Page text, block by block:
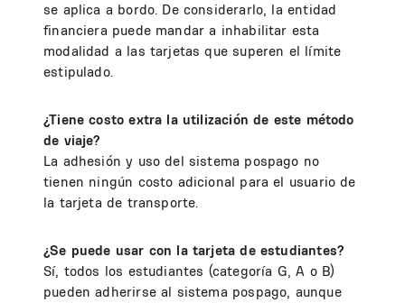
se aplica a bordo. De considerarlo, la entidad
financiera puede mandar a inhabilitar esta
modalidad a las tarjetas que superen el límite
estipulado.
¿Tiene costo extra la utilización de este método
de viaje?
La adhesión y uso del sistema pospago no
tienen ningún costo adicional para el usuario de
la tarjeta de transporte.
¿Se puede usar con la tarjeta de estudiantes?
Sí, todos los estudiantes (categoría G, A o B)
pueden adherirse al sistema pospago, aunque